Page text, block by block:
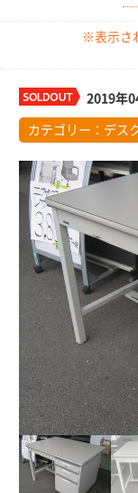
※表示さ
2019年
カテゴリー： デス